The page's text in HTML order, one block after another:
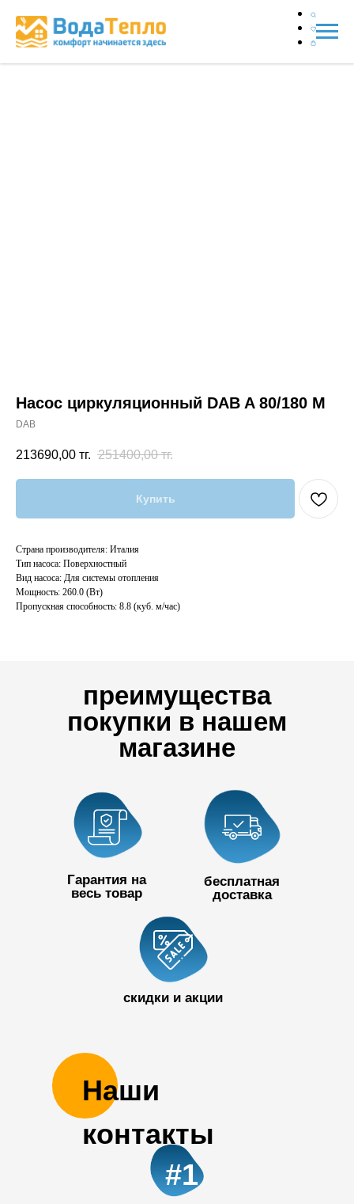
Насос циркуляционный DAB A 80/180 M
DAB
213690,00 тг. 251400,00 тг.
Купить
Страна производителя: Италия
Тип насоса: Поверхностный
Вид насоса: Для системы отопления
Мощность: 260.0 (Вт)
Пропускная способность: 8.8 (куб. м/час)
преимущества
покупки в нашем
магазине
Гарантия на
весь товар
бесплатная
доставка
скидки и акции
Наши
контакты
#1
+7 727 390
50 32